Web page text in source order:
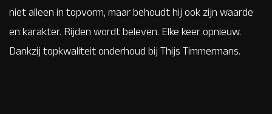
niet alleen in topvorm, maar behoudt hij ook zijn waarde
en karakter. Rijden wordt beleven. Elke keer opnieuw.
Dankzij topkwaliteit onderhoud bij Thijs Timmermans.